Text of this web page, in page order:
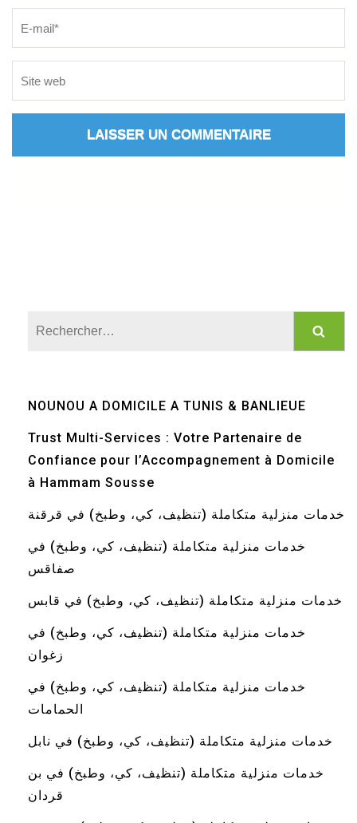
NOUNOU A DOMICILE A TUNIS & BANLIEUE
Trust Multi-Services : Votre Partenaire de
Confiance pour l’Accompagnement à Domicile
à Hammam Sousse
خدمات منزلية متكاملة (تنظيف، كي، وطبخ) في قرقنة
خدمات منزلية متكاملة (تنظيف، كي، وطبخ) في
صفاقس
خدمات منزلية متكاملة (تنظيف، كي، وطبخ) في قابس
خدمات منزلية متكاملة (تنظيف، كي، وطبخ) في
زغوان
خدمات منزلية متكاملة (تنظيف، كي، وطبخ) في
الحمامات
خدمات منزلية متكاملة (تنظيف، كي، وطبخ) في نابل
خدمات منزلية متكاملة (تنظيف، كي، وطبخ) في بن
قردان